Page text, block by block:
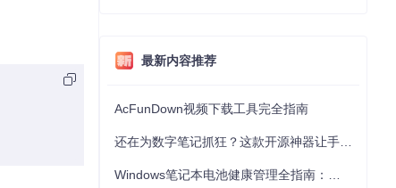
最新内容推荐
AcFunDown视频下载工具完全指南